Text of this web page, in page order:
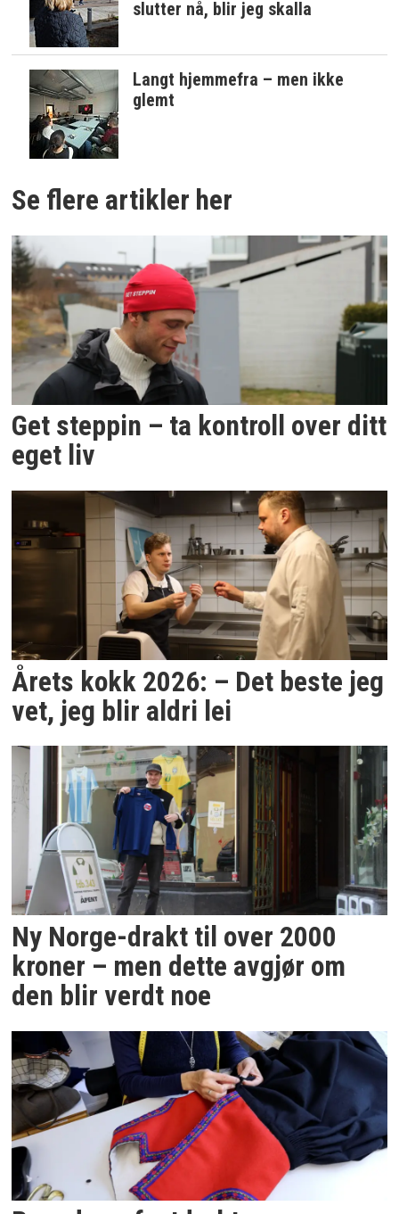
slutter nå, blir jeg skalla
Langt hjemmefra – men ikke
glemt
Se flere artikler her
Get steppin – ta kontroll over ditt
eget liv
Årets kokk 2026: – Det beste jeg
vet, jeg blir aldri lei
Ny Norge-drakt til over 2000
kroner – men dette avgjør om
den blir verdt noe